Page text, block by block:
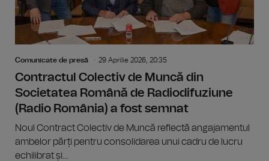
Comunicate de presă 29 Aprilie 2026, 20:35
Contractul Colectiv de Muncă din
Societatea Română de Radiodifuziune
(Radio România) a fost semnat
Noul Contract Colectiv de Muncă reflectă angajamentul
ambelor părți pentru consolidarea unui cadru de lucru
echilibrat și...